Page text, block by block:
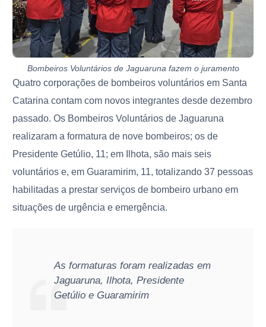
Bombeiros Voluntários de Jaguaruna fazem o juramento
Quatro corporações de bombeiros voluntários em Santa
Catarina contam com novos integrantes desde dezembro
passado. Os Bombeiros Voluntários de Jaguaruna
realizaram a formatura de nove bombeiros; os de
Presidente Getúlio, 11; em Ilhota, são mais seis
voluntários e, em Guaramirim, 11, totalizando 37 pessoas
habilitadas a prestar serviços de bombeiro urbano em
situações de urgência e emergência.
As formaturas foram realizadas em
Jaguaruna, Ilhota, Presidente
Getúlio e Guaramirim